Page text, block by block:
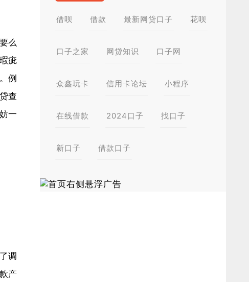
么
疵
例
查
一
调
产
借呗 借款 最新网贷口子 花呗
口子之家 网贷知识 口子网
众鑫玩卡 信用卡论坛 小程序
在线借款 2024口子 找口子
新口子 借款口子